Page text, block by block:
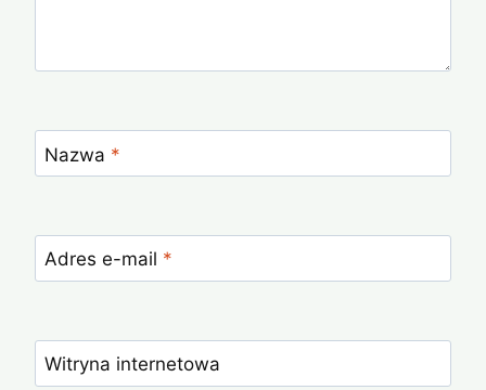
Nazwa *
Adres e-mail *
Witryna internetowa